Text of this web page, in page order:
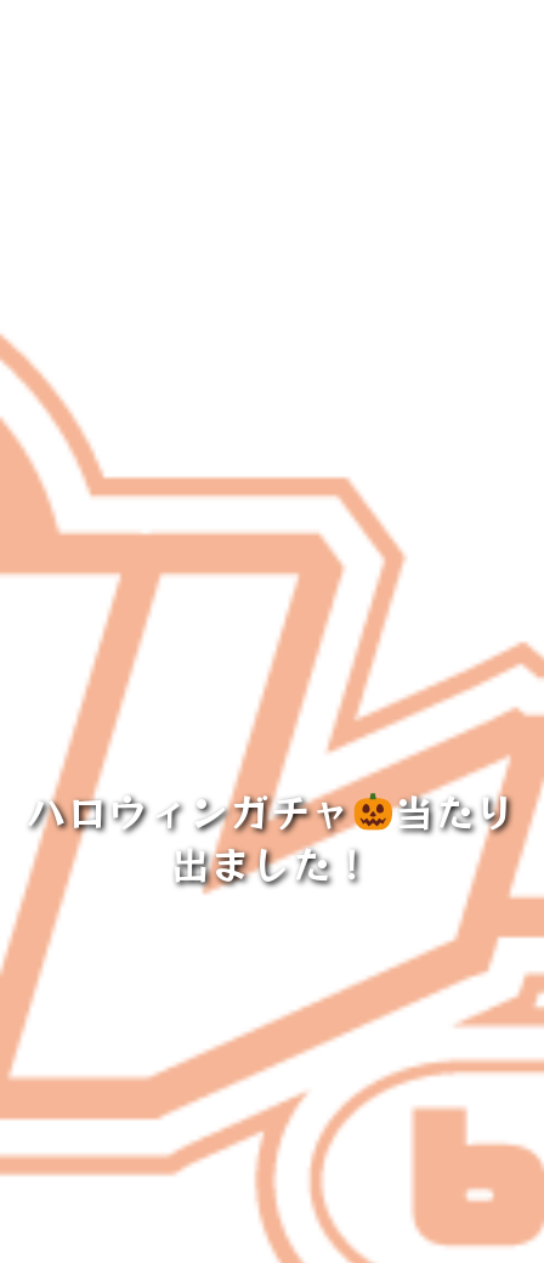
ハロウィンガチャ
当たり
出ました！